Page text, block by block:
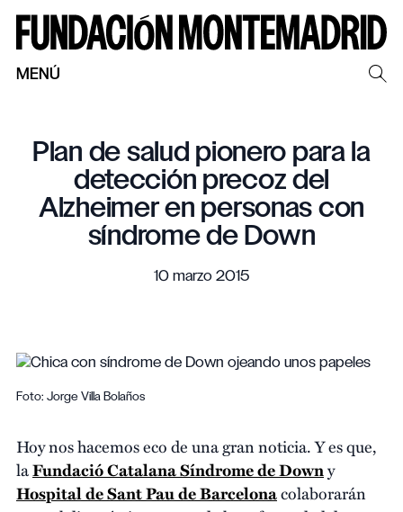
MENÚ
Plan de salud pionero para la
detección precoz del
Alzheimer en personas con
síndrome de Down
10 marzo 2015
Foto: Jorge Villa Bolaños
Hoy nos hacemos eco de una gran noticia. Y es que,
laFundació Catalana Síndrome de Downy
Hospital de Sant Pau de Barcelonacolaborarán